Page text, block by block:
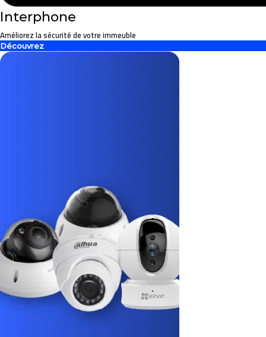
Interphone
Améliorez la sécurité de votre immeuble
Découvrez